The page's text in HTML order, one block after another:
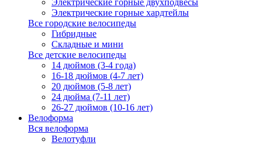
Электрические горные двухподвесы
Электрические горные хардтейлы
Все городские велосипеды
Гибридные
Складные и мини
Все детские велосипеды
14 дюймов (3-4 года)
16-18 дюймов (4-7 лет)
20 дюймов (5-8 лет)
24 дюйма (7-11 лет)
26-27 дюймов (10-16 лет)
Велоформа
Вся велоформа
Велотуфли